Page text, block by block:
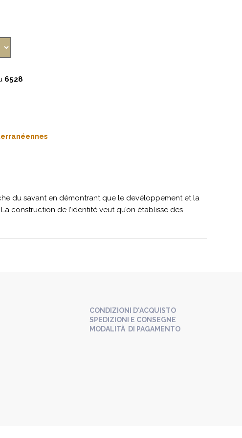
6528
du savant en démontrant que le devéloppement et la
construction de l’identité veut qu’on établisse des
CONDIZIONI D'ACQUISTO
SPEDIZIONI E CONSEGNE
MODALITÀ DI PAGAMENTO